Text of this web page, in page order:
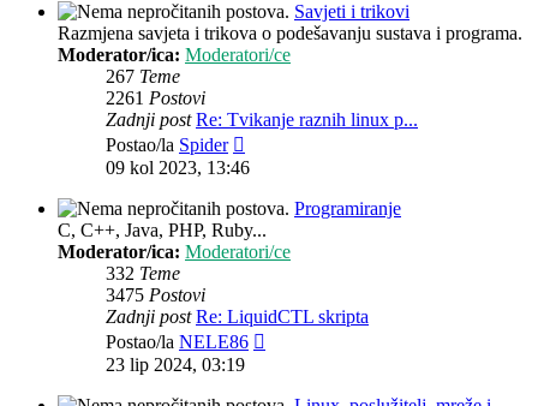
Savjeti i trikovi
Razmjena savjeta i trikova o podešavanju sustava i programa.
Moderator/ica: Moderatori/ce
267 Teme
2261 Postovi
Zadnji post Re: Tvikanje raznih linux p...
Postao/la Spider
post
09 kol 2023, 13:46
Programiranje
C, C++, Java, PHP, Ruby...
Moderator/ica: Moderatori/ce
332 Teme
3475 Postovi
Zadnji post Re: LiquidCTL skripta
Postao/la NELE86
23 lip 2024, 03:19